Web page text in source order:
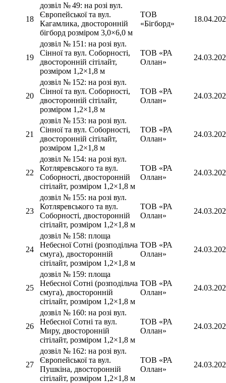
18
дозвіл № 49: на розі вул.
Європейської та вул.
Кагамлика, двосторонній
бігборд розміром 3,0×6,0 м
ТОВ
«Бігборд»
19
дозвіл № 151: на розі вул.
Сінної та вул. Соборності,
двосторонній сітілайт,
розміром 1,2×1,8 м
ТОВ «РА
Оллан»
20
дозвіл № 152: на розі вул.
Сінної та вул. Соборності,
двосторонній сітілайт,
розміром 1,2×1,8 м
ТОВ «РА
Оллан»
21
дозвіл № 153: на розі вул.
Сінної та вул. Соборності,
двосторонній сітілайт,
розміром 1,2×1,8 м
ТОВ «РА
Оллан»
22
дозвіл № 154: на розі вул.
Котляревського та вул.
Соборності, двосторонній
сітілайт, розміром 1,2×1,8 м
ТОВ «РА
Оллан»
23
дозвіл № 155: на розі вул.
Котляревського та вул.
Соборності, двосторонній
сітілайт, розміром 1,2×1,8 м
ТОВ «РА
Оллан»
24
дозвіл № 158: площа
Небесної Сотні (розподільча
смуга), двосторонній
сітілайт, розміром 1,2×1,8 м
ТОВ «РА
Оллан»
25
дозвіл № 159: площа
Небесної Сотні (розподільча
смуга), двосторонній
сітілайт, розміром 1,2×1,8 м
ТОВ «РА
Оллан»
26
дозвіл № 160: на розі вул.
Небесної Сотні та вул.
Миру, двосторонній
сітілайт, розміром 1,2×1,8 м
ТОВ «РА
Оллан»
27
дозвіл № 162: на розі вул.
Європейської та вул.
Пушкіна, двосторонній
сітілайт, розміром 1,2×1,8 м
ТОВ «РА
Оллан»